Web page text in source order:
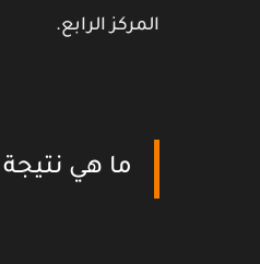
المركز الرابع.
ما هي نتيجة